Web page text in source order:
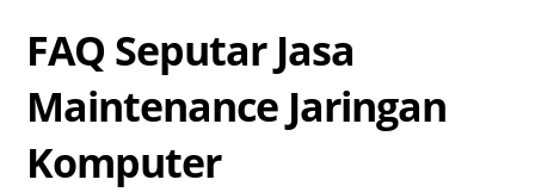
FAQ Seputar Jasa
Maintenance Jaringan
Komputer